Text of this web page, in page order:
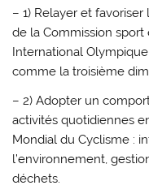
– 1) Relayer et
de la Commission
International
comme la troisième
– 2) Adopter un
activités quotidiennes
Mondial du Cyclisme :
l’environnement,
déchets.